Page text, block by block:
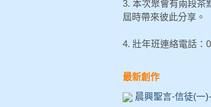
3. 本次聚會有兩段茶
屆時帶來彼此分享。
4. 壯年班連絡電話：
最新創作
晨興聖言-信徒(一